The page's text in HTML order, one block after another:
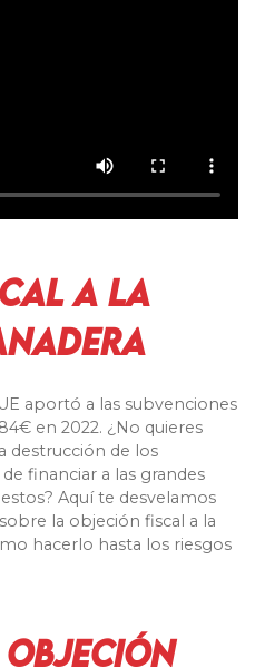
A LA
aportó a las subvenciones
en 2022. ¿No quieres
destrucción de los
financiar a las grandes
Aquí te desvelamos
la objeción fiscal a la
hacerlo hasta los riesgos
objeción